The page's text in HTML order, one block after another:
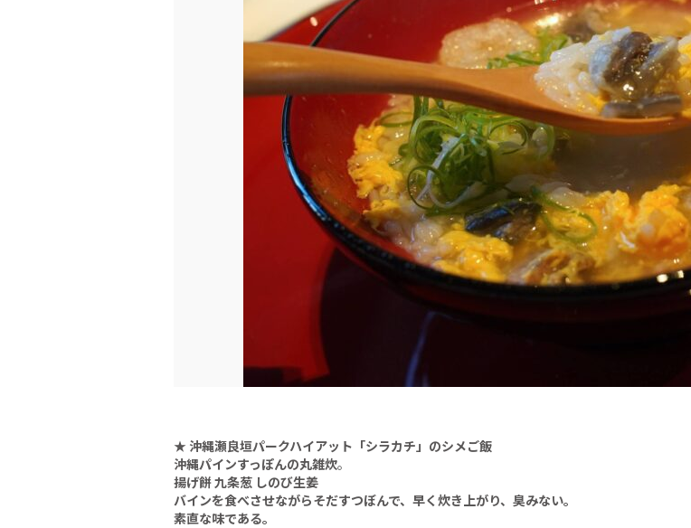
★ 沖縄瀬良垣パークハイアット「シラカチ」のシメご飯
沖縄パインすっぽんの丸雑炊。
揚げ餅九条葱 しのび生姜
バインを食べさせながらそだすつぼんで、早く炊き上がり、臭みない。
素直な味である。